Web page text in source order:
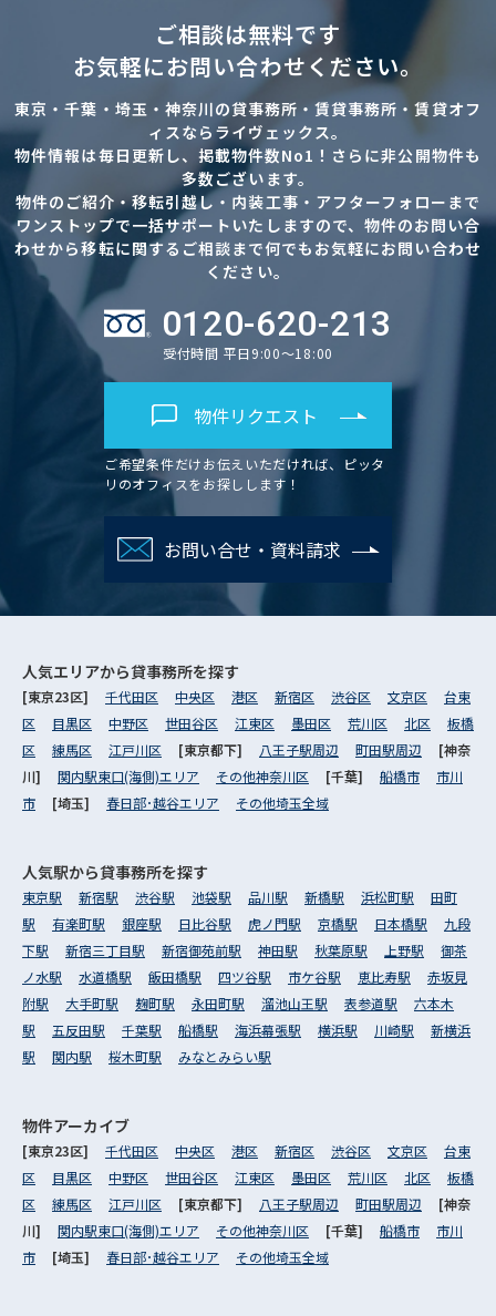
ご相談は無料です
お気軽にお問い合わせください。
東京・千葉・埼玉・神奈川の貸事務所・賃貸事務所・賃貸オフ
ィスならライヴェックス。
物件情報は毎日更新し、掲載物件数No1！さらに非公開物件も
多数ございます。
物件のご紹介・移転引越し・内装工事・アフターフォローまで
ワンストップで一括サポートいたしますので、物件のお問い合
わせから移転に関するご相談まで何でもお気軽にお問い合わせ
ください。
0120-620-213
受付時間 平日9:00～18:00
物件リクエスト
ご希望条件だけお伝えいただければ、ピッタ
リのオフィスをお探しします！
お問い合せ・資料請求
人気エリアから貸事務所を探す
[東京23区] 千代田区 中央区 港区 新宿区 渋谷区 文京区
台東
区
目黒区 中野区 世田谷区 江東区 墨田区 荒川区 北区
板橋
区
練馬区 江戸川区 [東京都下] 八王子駅周辺 町田駅周辺
[神奈
川] 関内駅東口(海側)エリア その他神奈川区 [千葉] 船橋市
市川
市
[埼玉] 春日部･越谷エリア その他埼玉全域
人気駅から貸事務所を探す
東京駅 新宿駅 渋谷駅 池袋駅 品川駅 新橋駅 浜松町駅
田町
駅
有楽町駅 銀座駅 日比谷駅 虎ノ門駅 京橋駅 日本橋駅
九段
下駅
新宿三丁目駅 新宿御苑前駅 神田駅 秋葉原駅 上野駅
御茶
ノ水駅
水道橋駅 飯田橋駅 四ツ谷駅 市ケ谷駅 恵比寿駅
赤坂見
附駅
大手町駅 麹町駅 永田町駅 溜池山王駅 表参道駅
六本木
駅
五反田駅 千葉駅 船橋駅 海浜幕張駅 横浜駅 川崎駅
新横浜
駅
関内駅 桜木町駅 みなとみらい駅
物件アーカイブ
[東京23区] 千代田区 中央区 港区 新宿区 渋谷区 文京区
台東
区
目黒区 中野区 世田谷区 江東区 墨田区 荒川区 北区
板橋
区
練馬区 江戸川区 [東京都下] 八王子駅周辺 町田駅周辺
[神奈
川] 関内駅東口(海側)エリア その他神奈川区 [千葉] 船橋市
市川
市
[埼玉] 春日部･越谷エリア その他埼玉全域